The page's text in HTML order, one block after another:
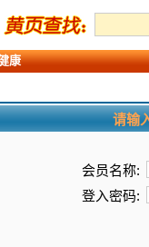
康
请输
会员名称:
登入密码: